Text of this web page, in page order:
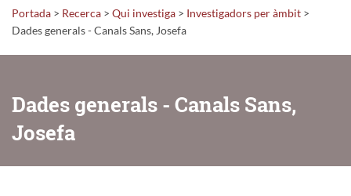
Portada > Recerca > Qui investiga > Investigadors per àmbit >
Dades generals - Canals Sans, Josefa
Dades generals - Canals Sans,
Josefa